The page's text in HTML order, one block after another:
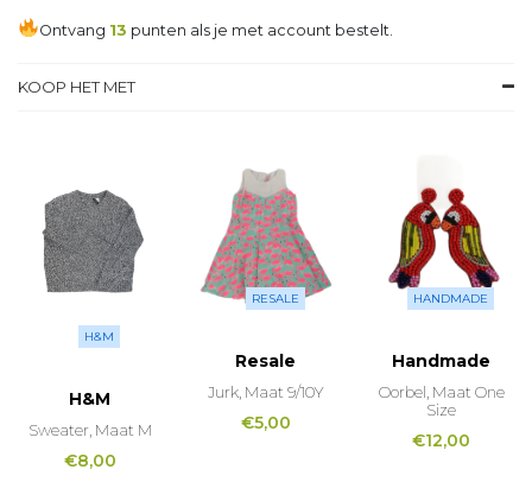
Ontvang 13 punten als je met account bestelt.
KOOP HET MET
H&M
H&M
Sweater, Maat M
€8,00
RESALE
Resale
Jurk, Maat 9/10Y
€5,00
HANDMADE
Handmade
Oorbel, Maat One
Size
€12,00